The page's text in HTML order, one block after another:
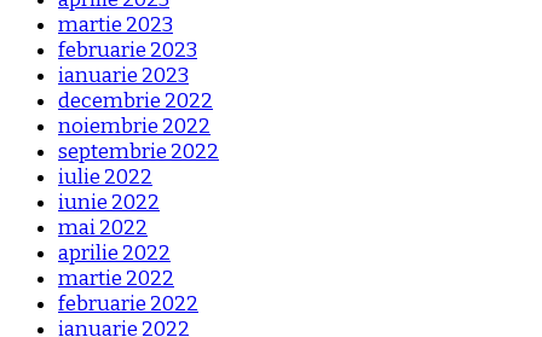
martie 2023
februarie 2023
ianuarie 2023
decembrie 2022
noiembrie 2022
septembrie 2022
iulie 2022
iunie 2022
mai 2022
aprilie 2022
martie 2022
februarie 2022
ianuarie 2022